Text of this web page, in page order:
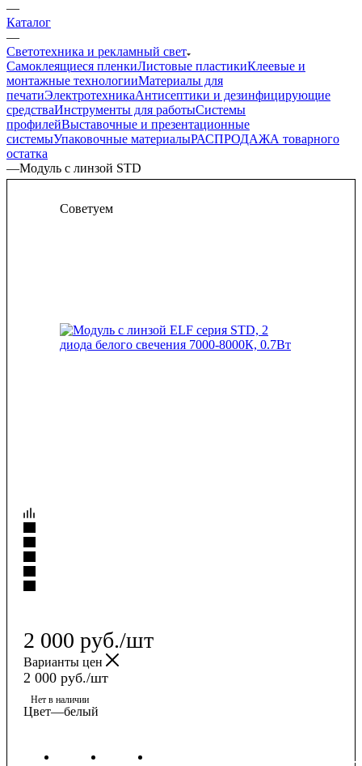
—
Каталог
—
Светотехника и рекламный свет
Самоклеящиеся пленкиЛистовые пластикиКлеевые и
монтажные технологииМатериалы для
печатиЭлектротехникаАнтисептики и дезинфицирующие
средстваИнструменты для работыСистемы
профилейВыставочные и презентационные
системыУпаковочные материалыРАСПРОДАЖА товарного
остатка
—Модуль с линзой STD
Советуем
2 000 руб./шт
Варианты цен
2 000 руб./шт
Нет в наличии
Цвет—белый